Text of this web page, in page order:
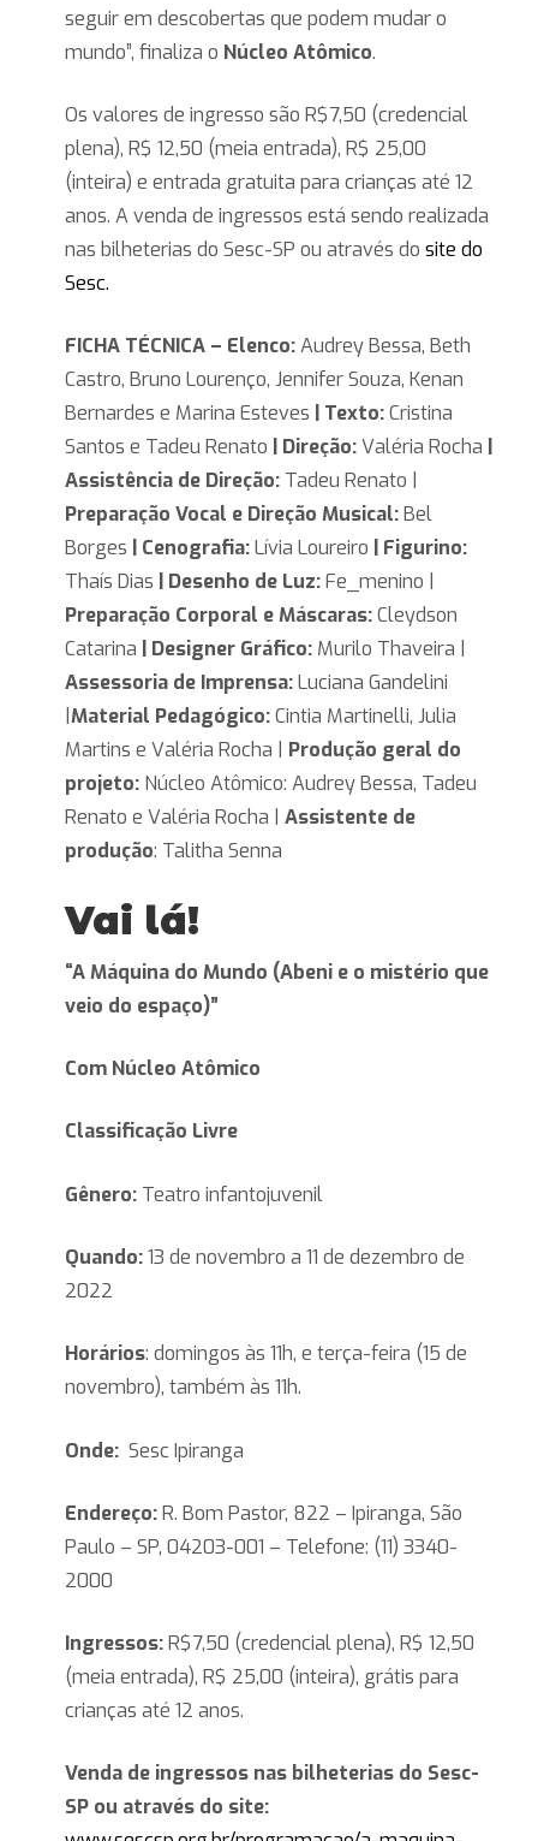
seguir em descobertas que podem mudar o
mundo”, finaliza o Núcleo Atômico.
Os valores de ingresso são R$7,50 (credencial
plena), R$ 12,50 (meia entrada), R$ 25,00
(inteira) e entrada gratuita para crianças até 12
anos. A venda de ingressos está sendo realizada
nas bilheterias do Sesc-SP ou através do site do
Sesc.
FICHA TÉCNICA – Elenco:Audrey Bessa, Beth
Castro, Bruno Lourenço, Jennifer Souza, Kenan
Bernardes e Marina Esteves | Texto:Cristina
Santos e Tadeu Renato | Direção:Valéria Rocha
Assistência de Direção: Tadeu Renato |
Preparação Vocal e Direção Musical:Bel
Borges | Cenografia:Lívia Loureiro | Figurino:
Thaís Dias | Desenho de Luz:Fe_menino |
Preparação Corporal e Máscaras:Cleydson
Catarina | Designer Gráfico: Murilo Thaveira |
Assessoria de Imprensa:Luciana Gandelini
Material Pedagógico:Cintia Martinelli, Julia
Martins e Valéria Rocha | Produção geral do
projeto: Núcleo Atômico: Audrey Bessa, Tadeu
Renato e Valéria Rocha | Assistente de
produção: Talitha Senna
Vai lá!
“A Máquina do Mundo (Abeni e o mistério que
veio do espaço)”
Com Núcleo Atômico
Classificação Livre
Gênero: Teatro infantojuvenil
Quando:13 de novembro a 11 de dezembro de
2022
Horários: domingos às 11h, e terça-feira (15 de
novembro), também às 11h.
Onde: Sesc Ipiranga
Endereço:R. Bom Pastor, 822 – Ipiranga, São
Paulo – SP, 04203-001 – Telefone: (11) 3340-
2000
Ingressos:R$7,50 (credencial plena), R$ 12,50
(meia entrada), R$ 25,00 (inteira), grátis para
crianças até 12 anos.
Venda de ingressos nas bilheterias do Sesc-
SP ou através do site: